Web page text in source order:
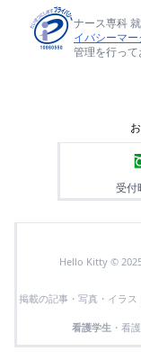
ナース専科
イバシーマー
管理を行って
受付
Hello Kitty ©
掲載の記事・写真・イラ
看護学生 ・看